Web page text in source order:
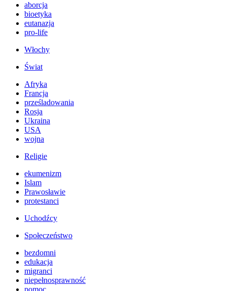
aborcja
bioetyka
eutanazja
pro-life
Włochy
Świat
Afryka
Francja
prześladowania
Rosja
Ukraina
USA
wojna
Religie
ekumenizm
Islam
Prawosławie
protestanci
Uchodźcy
Społeczeństwo
bezdomni
edukacja
migranci
niepełnosprawność
pomoc